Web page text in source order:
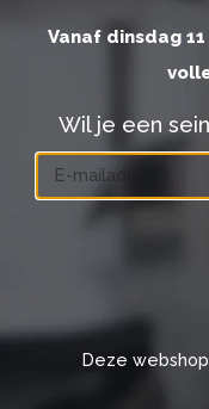
Vanaf dinsdag
Wil je een
Email
Deze